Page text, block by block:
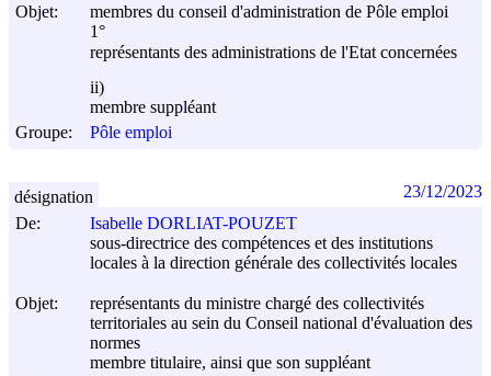
Objet:
membres du conseil d'administration de Pôle emploi
1°
représentants des administrations de l'Etat concernées
ii)
membre suppléant
Groupe:
Pôle emploi
De:
Isabelle DORLIAT-POUZET
sous-directrice des compétences et des institutions
locales à la direction générale des collectivités locales
Objet:
représentants du ministre chargé des collectivités
territoriales au sein du Conseil national d'évaluation des
normes
membre titulaire, ainsi que son suppléant
désignation 23/12/2023